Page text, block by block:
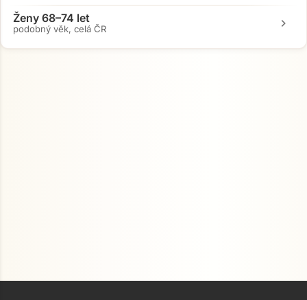
Ženy 68–74 let
podobný věk, celá ČR chevron_right